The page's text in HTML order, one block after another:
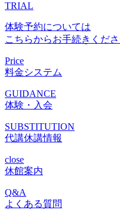
TRIAL
体験予約については
こちらからお手続きくだ
Price
料金システム
GUIDANCE
体験・入会
SUBSTITUTION
代講休講情報
close
休館案内
Q&A
よくある質問